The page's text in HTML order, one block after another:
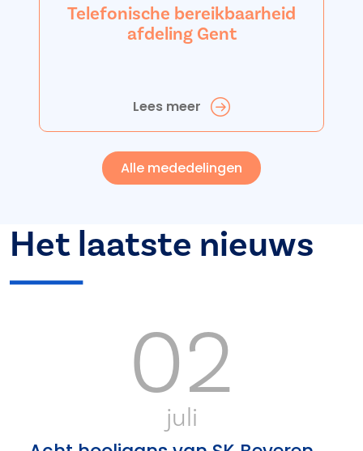
Telefonische bereikbaarheid
afdeling Gent
Lees meer
Alle mededelingen
Het laatste nieuws
02
juli